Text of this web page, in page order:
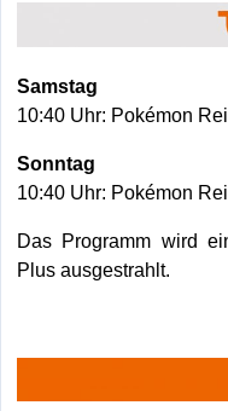
Samstag
10:40 Uhr: Pokémon
Sonntag
10:40 Uhr: Pokémon
Das Programm wird
Plus ausgestrahlt.